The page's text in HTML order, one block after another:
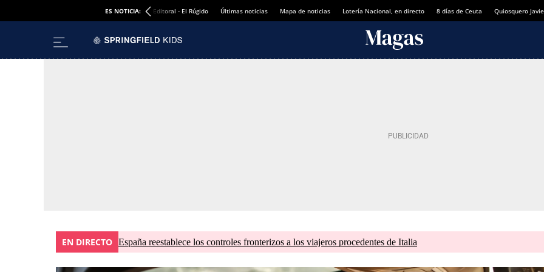
ES NOTICIA: Editoral - El Rúgido Últimas noticias Mapa de noticias Lotería Nacional, en directo 8 días de Ceuta Quiosquero
EN DIRECTO España reestablece los controles fronterizos a los viajeros procedentes de Italia